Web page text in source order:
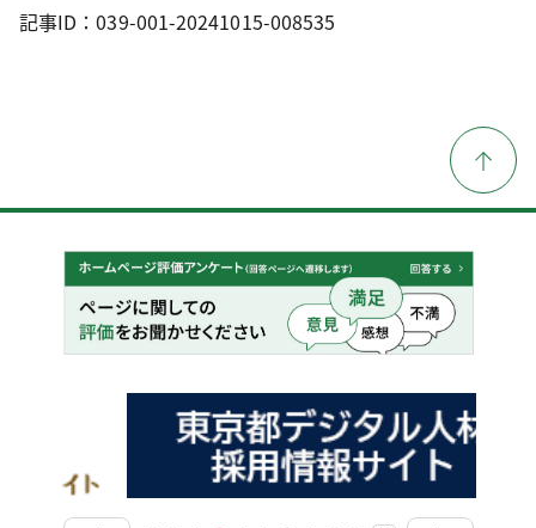
記事ID：039-001-20241015-008535